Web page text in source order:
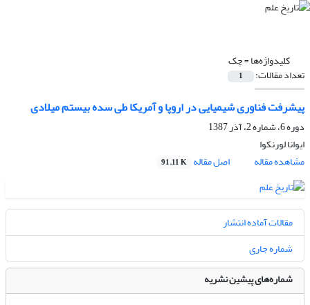
کلیدواژه‌ها =چک
تعداد مقالات: 1
پیشرفت فناوری شیمیایی در اروپا و آمریکا طی سده بیستم میلادی
دوره 6، شماره 2، آذر 1387
ایوانا لورنکوا
مشاهده مقاله
اصل مقاله 91.11 K
مقالات آماده انتشار
شماره جاری
شماره‌های پیشین نشریه